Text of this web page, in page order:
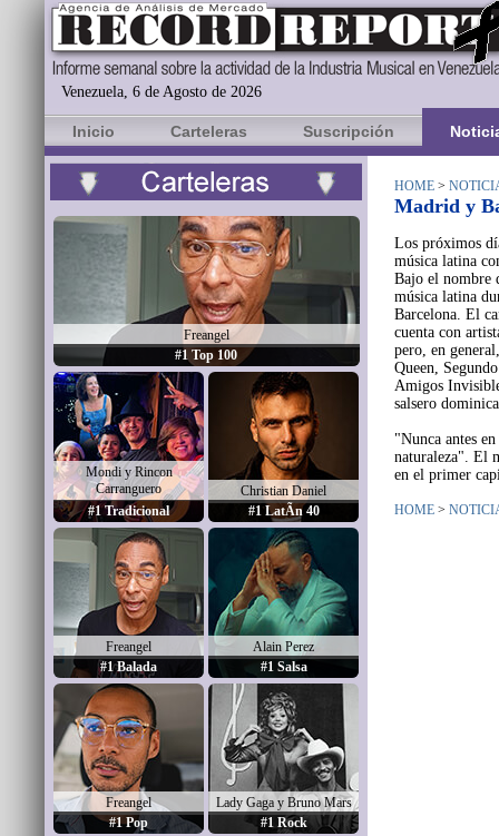
Venezuela, 6 de Agosto de 2026
Inicio Carteleras Suscripción
Freangel
#1 Top 100
Mondi y Rincon
Carranguero
#1 Tradicional
Christian Daniel
#1 LatÃ­n 40
Freangel
#1 Balada
Alain Perez
#1 Salsa
Freangel
#1 Pop
Lady Gaga y Bruno Mars
#1 Rock
HOME >
Madrid y
Los próximos
música latina
Bajo el nombre
música latina
Barcelona. El
cuenta con
pero, en
Queen,
Amigos
salsero
"Nunca antes
naturaleza". El
en el primer
HOME >